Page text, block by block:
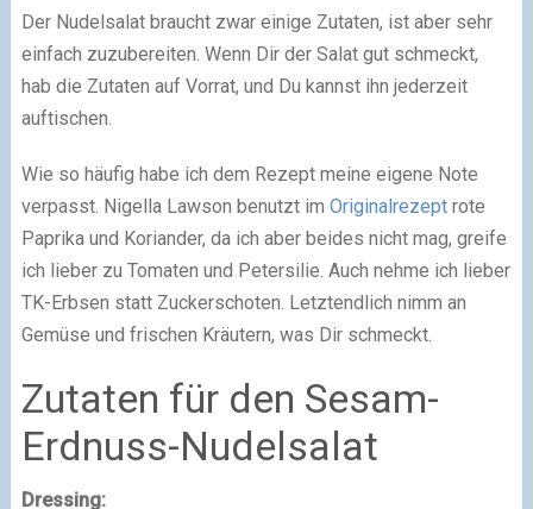
Der Nudelsalat braucht zwar einige Zutaten, ist aber sehr
einfach zuzubereiten. Wenn Dir der Salat gut schmeckt,
hab die Zutaten auf Vorrat, und Du kannst ihn jederzeit
auftischen.
Wie so häufig habe ich dem Rezept meine eigene Note
verpasst. Nigella Lawson benutzt im Originalrezeptrote
Paprika und Koriander, da ich aber beides nicht mag, greife
ich lieber zu Tomaten und Petersilie. Auch nehme ich lieber
TK-Erbsen statt Zuckerschoten. Letztendlich nimm an
Gemüse und frischen Kräutern, was Dir schmeckt.
Zutaten für den Sesam-
Erdnuss-Nudelsalat
Dressing: